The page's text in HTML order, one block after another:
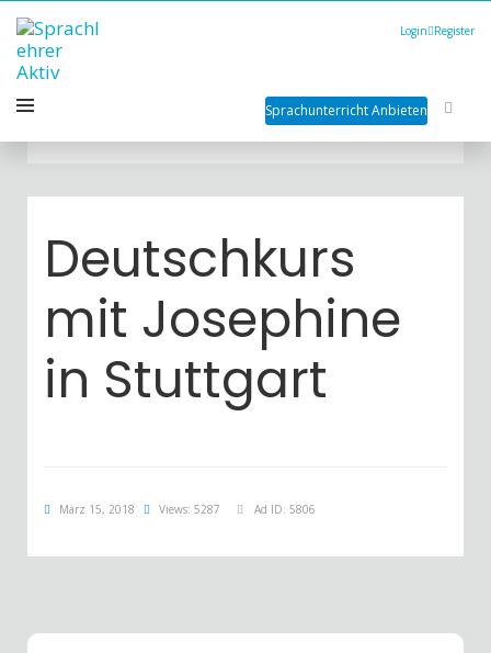
Login Register
Sprachunterricht Anbieten
Deutschkurs
mit Josephine
in Stuttgart
März 15, 2018 Views: 5287 Ad ID: 5806